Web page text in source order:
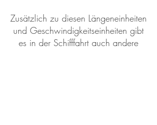
Zusätzlich zu diesen Längeneinheiten
und Geschwindigkeitseinheiten gibt
es in der Schifffahrt auch andere